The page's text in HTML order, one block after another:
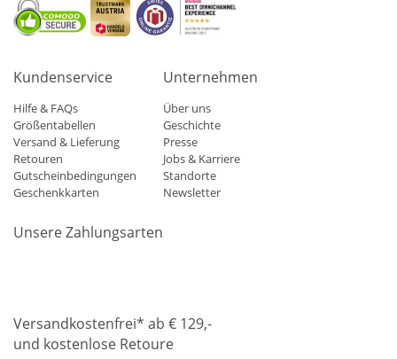
Kundenservice
Hilfe & FAQs
Größentabellen
Versand & Lieferung
Retouren
Gutscheinbedingungen
Geschenkkarten
Unternehmen
Über uns
Geschichte
Presse
Jobs & Karriere
Standorte
Newsletter
Unsere Zahlungsarten
Versandkostenfrei* ab € 129,-
und kostenlose Retoure